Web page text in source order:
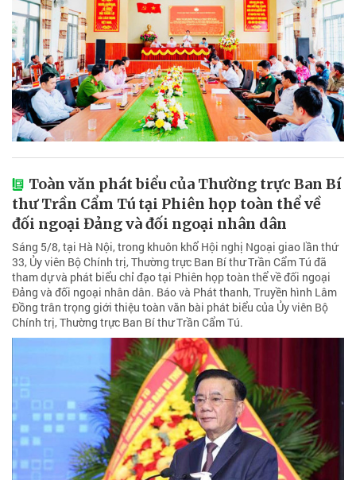
Toàn văn phát biểu của Thường trực Ban Bí
thư Trần Cẩm Tú tại Phiên họp toàn thể về
đối ngoại Đảng và đối ngoại nhân dân
Sáng 5/8, tại Hà Nội, trong khuôn khổ Hội nghị Ngoại giao lần thứ
33, Ủy viên Bộ Chính trị, Thường trực Ban Bí thư Trần Cẩm Tú đã
tham dự và phát biểu chỉ đạo tại Phiên họp toàn thể về đối ngoại
Đảng và đối ngoại nhân dân. Báo và Phát thanh, Truyền hình Lâm
Đồng trân trọng giới thiệu toàn văn bài phát biểu của Ủy viên Bộ
Chính trị, Thường trực Ban Bí thư Trần Cẩm Tú.